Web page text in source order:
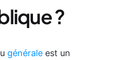
?
générale est un